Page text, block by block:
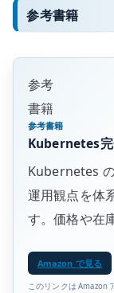
参考書籍
参考
書籍
参考書籍
Kubernetes
Kubernetes
運用観点を体
す。価格や在
Amazon で見る
このリンクは Amazon